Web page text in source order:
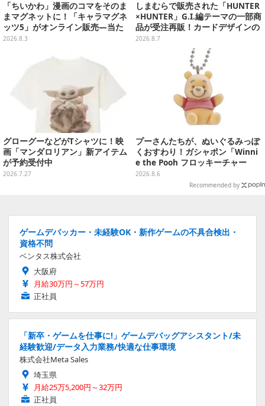
「ちいかわ」漫画のコマをそのま
まマグネットに！「キャラマグネ
ッツ5」がオンライン販売―当た
ったらラッキーなレア3種も
2026.8.3
しまむらで販売された「HUNTER
×HUNTER」G.I.編テーマの一部商
品が受注再販！カードデザインの
キーホルダーや、キルアたちのセ
リフ付ソックスなど
2026.8.7
グローグーなどがTシャツに！映
画「マンダロリアン」新アイテム
が予約受付中
2026.7.27
プーさんたちが、ぬいぐるみっぽ
くおすわり！ガシャポン「Winni
e the Pooh フロッキーチャー
ム」ふわふわでどれも可愛い全4
2026.8.6
Recommended by
ゲームデバッカー・未経験OK・新作ゲームの不具合検出・
資格不問
ベンタス株式会社
大阪府
月給30万円～57万円
正社員
「新卒・ゲームを仕事に!」ゲームデバッグアシスタント/未
経験歓迎/データ入力業務/快適な仕事環境
株式会社Meta Sales
埼玉県
月給25万5,200円～32万円
正社員